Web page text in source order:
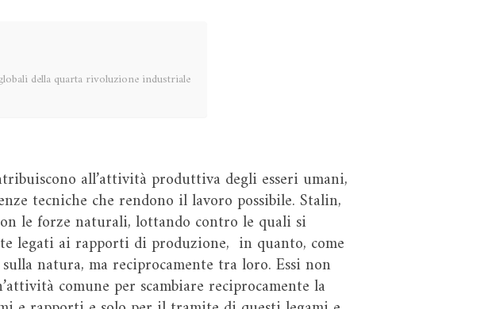
della quarta rivoluzione industriale
all’attività produttiva degli esseri umani,
tecniche che rendono il lavoro possibile. Stalin,
le forze naturali, lottando contro le quali si
legati ai rapporti di produzione, in quanto, come
natura, ma reciprocamente tra loro. Essi non
comune per scambiare reciprocamente la